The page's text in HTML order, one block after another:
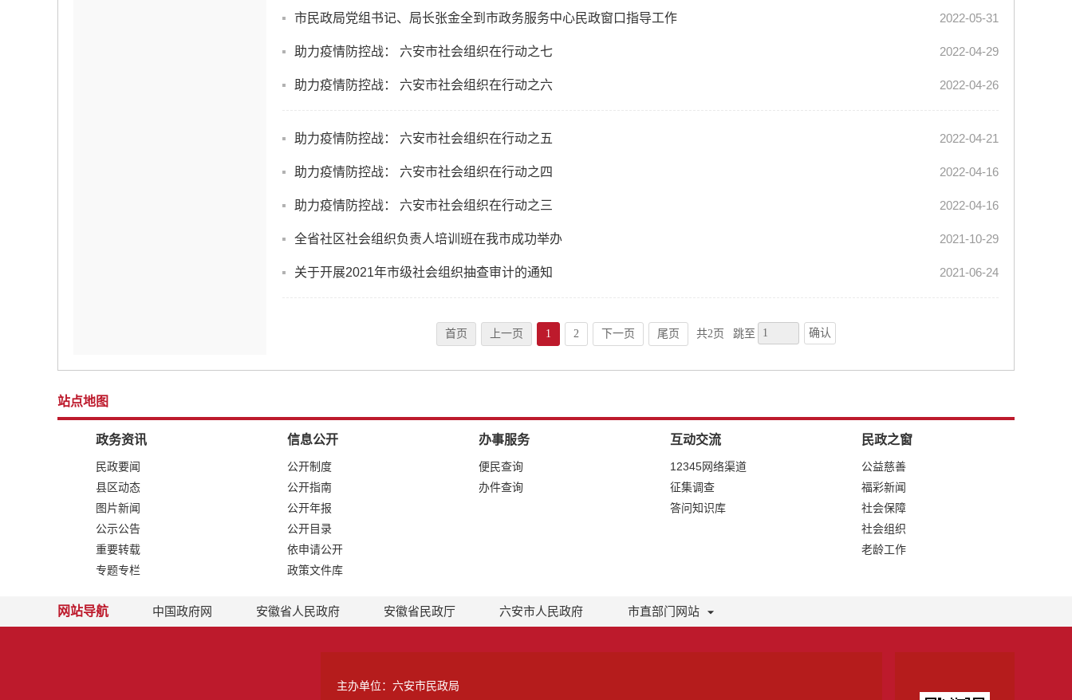
市民政局党组书记、局长张金全到市政务服务中心民政窗口指导工作 2022-05-31
助力疫情防控战： 六安市社会组织在行动之七 2022-04-29
助力疫情防控战： 六安市社会组织在行动之六 2022-04-26
助力疫情防控战： 六安市社会组织在行动之五 2022-04-21
助力疫情防控战： 六安市社会组织在行动之四 2022-04-16
助力疫情防控战： 六安市社会组织在行动之三 2022-04-16
全省社区社会组织负责人培训班在我市成功举办 2021-10-29
关于开展2021年市级社会组织抽查审计的通知 2021-06-24
首页 上一页 1 2 下一页 尾页 共2页 跳至 确认
站点地图
政务资讯
民政要闻
县区动态
图片新闻
公示公告
重要转载
专题专栏
信息公开
公开制度
公开指南
公开年报
公开目录
依申请公开
政策文件库
办事服务
便民查询
办件查询
互动交流
12345网络渠道
征集调查
答问知识库
民政之窗
公益慈善
福彩新闻
社会保障
社会组织
老龄工作
网站导航 中国政府网 安徽省人民政府 安徽省民政厅 六安市人民政府 市直部门网站
主办单位：六安市民政局